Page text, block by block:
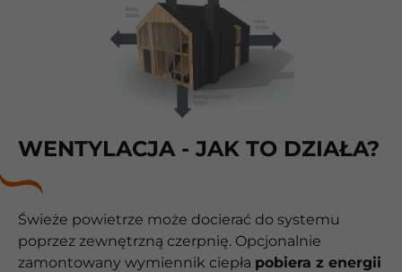
WENTYLACJA - JAK TO DZIAŁA?
Świeże powietrze może docierać do systemu
poprzez zewnętrzną czerpnię. Opcjonalnie
zamontowany wymiennik ciepła pobiera z energii